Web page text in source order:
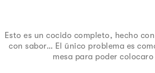
Esto es un cocido completo, hecho
con sabor… El único problema es
mesa para poder